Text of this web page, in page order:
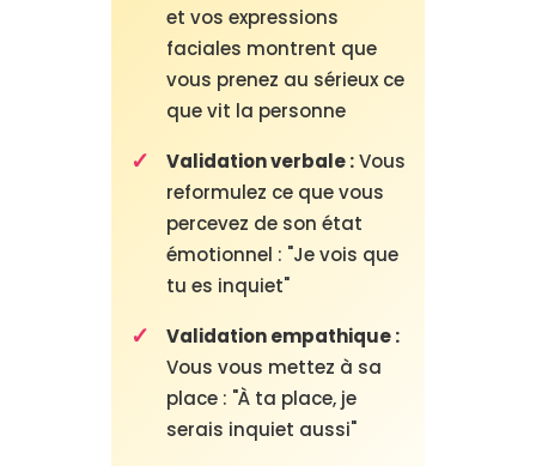
et vos expressions
faciales montrent que
vous prenez au sérieux ce
que vit la personne
Validation verbale :Vous
reformulez ce que vous
percevez de son état
émotionnel : "Je vois que
tu es inquiet"
Validation empathique :
Vous vous mettez à sa
place : "À ta place, je
serais inquiet aussi"